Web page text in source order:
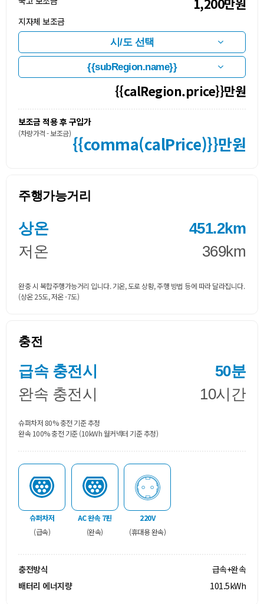
1,200만원
지자체 보조금
{{calRegion.price}}만원
보조금 적용 후 구입가
(차량가격 - 보조금) {{comma(calPrice)}}만원
주행가능거리
상온
451.2km
저온
369km
완충 시 복합주행가능거리 입니다. 기온, 도로 상황, 주행 방법 등에 따라 달라집니다.
(상온 25도, 저온 -7도)
충전
급속 충전시
50분
완속 충전시
10시간
슈퍼차저 80% 충전 기준 추정
완속 100% 충전 기준 (10kWh 월커넥터 기준 추정)
슈퍼차저
(급속)
AC 완속 7핀
(완속)
220V
(휴대용 완속)
충전방식
급속+완속
배터리 에너지량
101.5kWh